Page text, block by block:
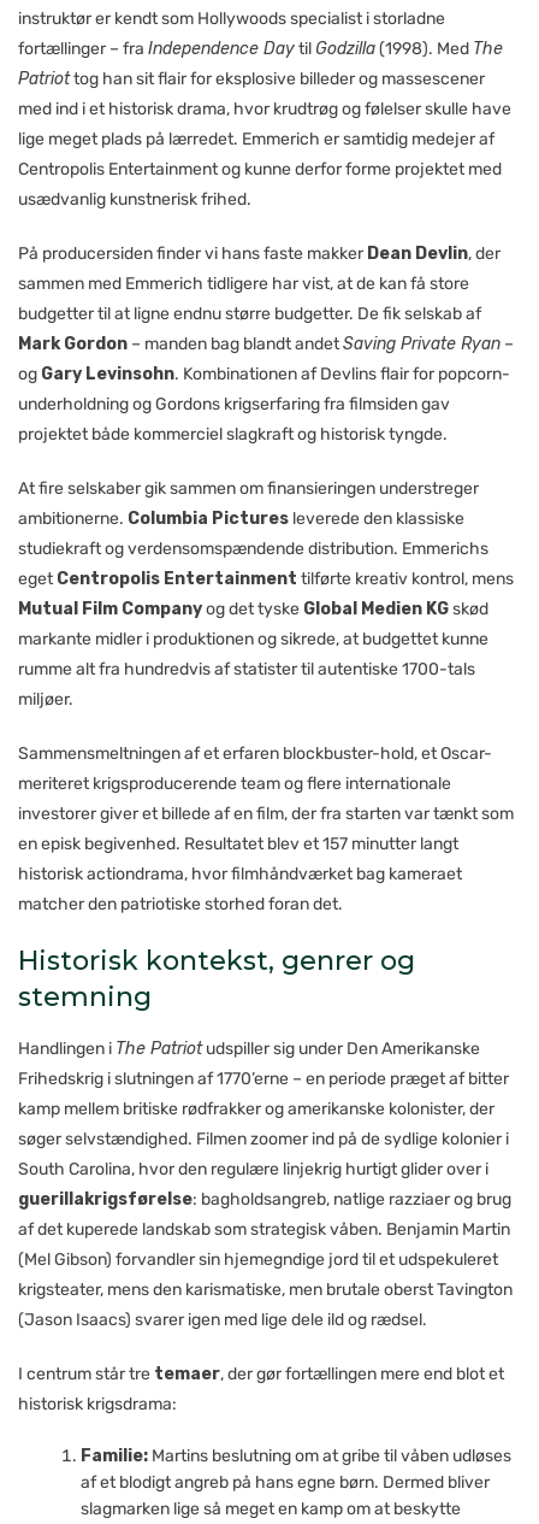
instruktør er kendt som Hollywoods specialist i storladne
fortællinger – fra Independence Daytil Godzilla(1998). Med The
Patriottog han sit flair for eksplosive billeder og masse­scener
med ind i et historisk drama, hvor krudtrøg og følelser skulle have
lige meget plads på lærredet. Emmerich er samtidig medejer af
Centropolis Entertainment og kunne derfor forme projektet med
usædvanlig kunstnerisk frihed.
På producersiden finder vi hans faste makker Dean Devlin, der
sammen med Emmerich tidligere har vist, at de kan få store
budgetter til at ligne endnu større budgetter. De fik selskab af
Mark Gordon – manden bag blandt andetSaving Private Ryan –
og Gary Levinsohn. Kombinationen af Devlins flair for popcorn­
underholdning og Gordons krigserfaring fra film­siden gav
projektet både kommerciel slagkraft og historisk tyngde.
At fire selskaber gik sammen om finansieringen understreger
ambitionerne. Columbia Pictures leverede den klassiske
studie­kraft og verdensomspændende distribution. Emmerichs
egetCentropolis Entertainment tilførte kreativ kontrol, mens
Mutual Film Companyog det tyske Global Medien KGskød
markante midler i produktionen og sikrede, at budgettet kunne
rumme alt fra hundredvis af statister til autentiske 1700-tals
miljøer.
Sammensmeltningen af et erfaren blockbuster-hold, et Oscar-
meriteret krigs­producerende team og flere internationale
investorer giver et billede af en film, der fra starten var tænkt som
en episk begivenhed. Resultatet blev et 157 minutter langt
historisk actiondrama, hvor film­håndværket bag kameraet
matcher den patriotiske storhed foran det.
Historisk kontekst, genrer og
stemning
Handlingen i The Patriotudspiller sig under Den Amerikanske
Frihedskrig i slutningen af 1770’erne – en periode præget af bitter
kamp mellem britiske rødfrakker og amerikanske kolonister, der
søger selvstændighed. Filmen zoomer ind på de sydlige kolonier i
South Carolina, hvor den regulære linjekrig hurtigt glider over i
guerillakrigsførelse: bagholdsangreb, natlige razziaer og brug
af det kuperede landskab som strategisk våben. Benjamin Martin
(Mel Gibson) forvandler sin hjemegndige jord til et udspekuleret
krigsteater, mens den karismatiske, men brutale oberst Tavington
(Jason Isaacs) svarer igen med lige dele ild og rædsel.
I centrum står tre temaer, der gør fortællingen mere end blot et
historisk krigsdrama:
Familie: Martins beslutning om at gribe til våben udløses
af et blodigt angreb på hans egne børn. Dermed bliver
slagmarken lige så meget en kamp om at beskytte